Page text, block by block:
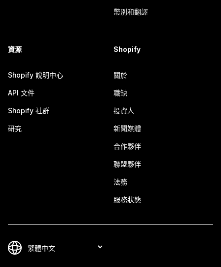
幣別和翻譯
資源
Shopify 說明中心
API 文件
Shopify 社群
研究
Shopify
關於
職缺
投資人
新聞媒體
合作夥伴
聯盟夥伴
法務
服務狀態